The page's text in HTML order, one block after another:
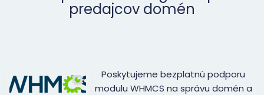
predajcov domén
Poskytujeme bezplatnú podporu
modulu WHMCS na správu domén a